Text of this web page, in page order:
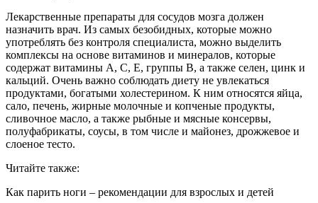
Лекарственные препараты для сосудов мозга должен
назначить врач. Из самых безобидных, которые можно
употреблять без контроля специалиста, можно выделить
комплексы на основе витаминов и минералов, которые
содержат витамины А, С, Е, группы В, а также селен, цинк и
кальций. Очень важно соблюдать диету не увлекаться
продуктами, богатыми холестерином. К ним относятся яйца,
сало, печень, жирные молочные и копченые продукты,
сливочное масло, а также рыбные и мясные консервы,
полуфабрикаты, соусы, в том числе и майонез, дрожжевое и
слоеное тесто.
Читайте также:
Как парить ноги – рекомендации для взрослых и детей